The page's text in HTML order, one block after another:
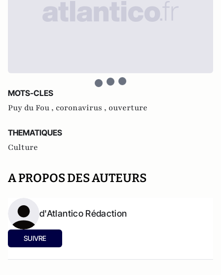
MOTS-CLES
Puy du Fou , coronavirus , ouverture
THEMATIQUES
Culture
A PROPOS DES AUTEURS
d'Atlantico Rédaction
SUIVRE